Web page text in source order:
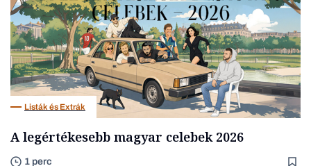
Listák és Extrák
A legértékesebb magyar celebek 2026
1 perc